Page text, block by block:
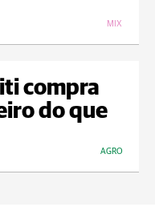
MIX
compra
do que
AGRO